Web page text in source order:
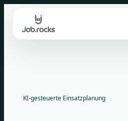
content
KI-gesteuerte Einsatzplanung